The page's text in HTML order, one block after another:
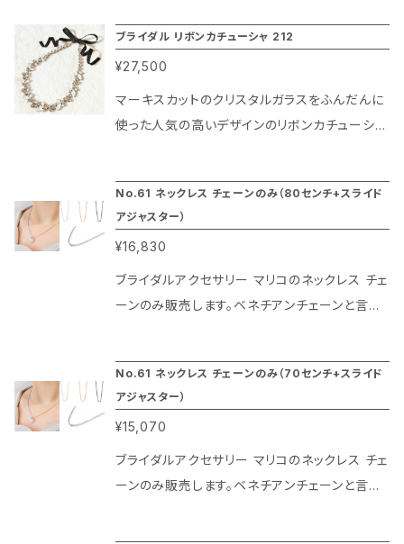
等、ドレスやヘアメイクに合わせて様々な形でお
使い頂けるユーティリティーなアイテムです！ 先
端はリボンがついており、簡単に着脱可能。結婚
式披露宴は勿論、パーティーシーン等にお勧め
ブライダル リボンカチューシャ 212
¥27,500
マーキスカットのクリスタルガラスをふんだんに
使った人気の高いデザインのリボンカチューシャ
ルラインのお召し物にも合わせやすいですよ！ 先
端はリボンがついており、ヘッドドレスの様に結
んで使用するヘアアクセとしても、リボンチョー
カーの様に首元に巻いてネックレスとしてもどち
らでもお楽しみ頂けます。
No.61 ネックレス チェーンのみ（80センチ+スライド
アジャスター）
¥16,830
ブライダルアクセサリー マリコのネックレス チェ
ーンのみ販売します。ベネチアンチェーンと言わ
ンで最もよく利用されているネックレス チェーン
です。またコーティングはプラチナ色は本物のロ
ジューム、ゴールド色は本金（20金）、ブラックは
ガンメタリックの特殊仕上げによりその光沢が長
期間楽しめるのがマリコのネックレス チェーン
No.61 ネックレス チェーンのみ（70センチ+スライド
アジャスター）
¥15,070
ブライダルアクセサリー マリコのネックレス チェ
ーンのみ販売します。ベネチアンチェーンと言わ